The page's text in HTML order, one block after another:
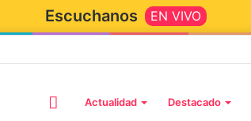
Escuchanos EN VIVO
Actualidad Destacado